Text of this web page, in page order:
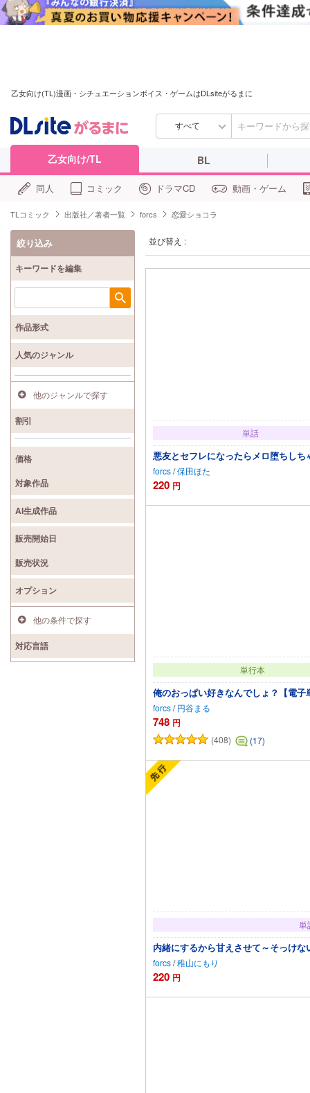
乙女向け(TL)漫画・シチュエーションボイス・ゲームはDLsiteがるまに
すべて
乙女向け/TL BL
同人 コミック ドラマCD 動画・ゲーム
TLコミック 出版社／著者一覧 forcs 恋愛ショコラ
並び替え :
単話
悪友とセフレになったらメロ堕ちしち
forcs/保田ほた
220 円
単行本
俺のおっぱい好きなんでしょ？【電子
forcs/ 円谷まる
748 円
(408) (17)
カートに追加
単
内緒にするから甘えさせて～そっけ
forcs/稚山にもり
220 円
絞り込み
キーワードを編集
検索
作品形式
人気のジャンル
他のジャンルで探す
割引
価格
対象作品
AI生成作品
販売開始日
販売状況
オプション
他の条件で探す
対応言語